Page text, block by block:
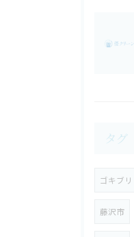
タグ
ゴキブリ
藤沢市